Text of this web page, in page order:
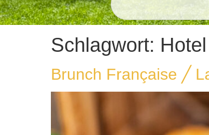
Schlagwort:
Brunch Française ╱